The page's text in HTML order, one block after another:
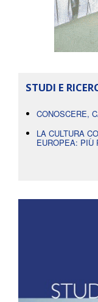
STUDI E
CONOSCERE,
LA CULTURA
EUROPEA: PIÙ